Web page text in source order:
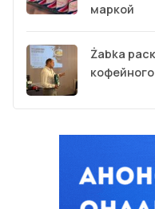
маркой
Żabka